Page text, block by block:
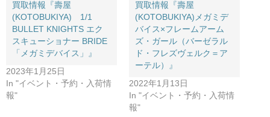
買取情報『壽屋
(KOTOBUKIYA) 1/1 ​
BULLET ​KNIGHTS ​エク
スキューショナー ​BRIDE ​
「メガミデバイス」』
2023年1月25日
In "イベント・予約・入荷情
報"
買取情報『壽屋
(KOTOBUKIYA)メガミデ
バイス×フレームアーム
ズ・ガール（​バーゼラル
ド・フレズヴェルク＝ア
ーテル）』
2022年1月13日
In "イベント・予約・入荷情
報"